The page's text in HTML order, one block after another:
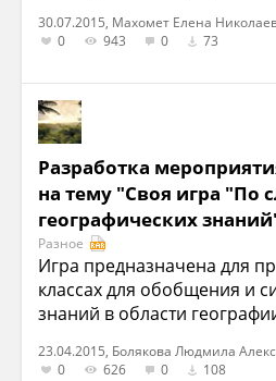
30.07.2015, Махомет Елена
0
943 0 73
Разработка
на тему "Своя игра "По
географических
Разное
Игра предназначена для
классах для обобщения и
знаний в области
23.04.2015, Болякова Людмила
0
626 0 108